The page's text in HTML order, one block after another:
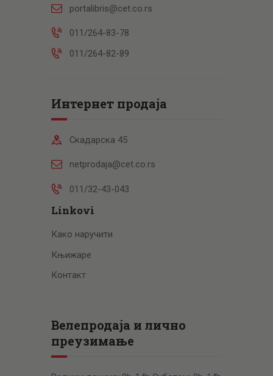
portalibris@cet.co.rs
011/264-83-78
011/264-82-89
Интернет продаја
Скадарска 45
netprodaja@cet.co.rs
011/32-43-043
Linkovi
Како наручити
Књижаре
Контакт
Велепродаја и лично
преузимање